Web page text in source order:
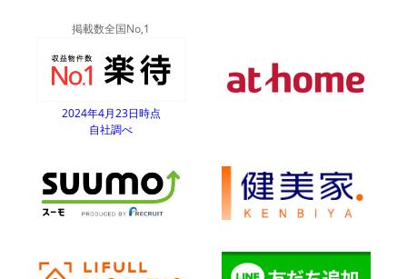
掲載数全国No,1
2024年4月23日時点
自社調べ